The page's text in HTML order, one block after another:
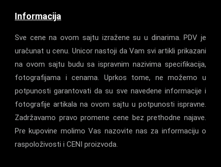
Informacija
Sve cene na ovom sajtu izražene su u dinarima. PDV je
uračunat u cenu. Unicor nastoji da Vam svi artikli prikazani
na ovom sajtu budu sa ispravnim nazivima specifikacija,
fotografijama i cenama. Uprkos tome, ne možemo u
potpunosti garantovati da su sve navedene informacije i
fotografije artikala na ovom sajtu u potpunosti ispravne.
Zadržavamo pravo promene cene bez prethodne najave.
Pre kupovine molimo Vas nazovite nas za informaciju o
raspoloživosti i CENI proizvoda.